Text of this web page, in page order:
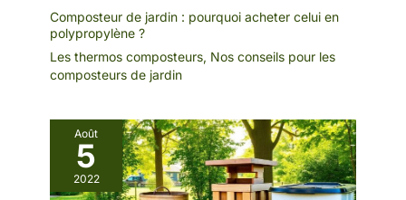
Composteur de jardin : pourquoi acheter celui en
polypropylène ?
Les thermos composteurs, Nos conseils pour les
composteurs de jardin
Août
5
2022